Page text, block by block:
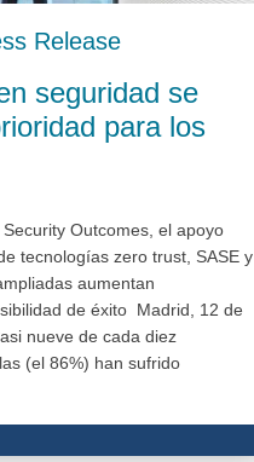
Release
seguridad se
para los
Outcomes, el apoyo
tecnologías zero trust, SASE y
aumentan
de éxito Madrid, 12 de
nueve de cada diez
(el 86%) han sufrido